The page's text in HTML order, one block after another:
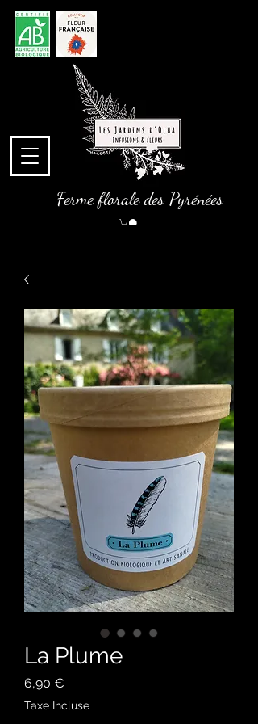
Ferme florale des Pyrénées
La Plume
6,90 €
Taxe Incluse